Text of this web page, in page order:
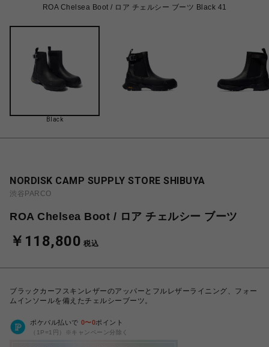
ROA Chelsea Boot / ロア チェルシー ブーツ Black 41
Black
NORDISK CAMP SUPPLY STORE SHIBUYA
渋谷PARCO
ROA Chelsea Boot / ロア チェルシー ブーツ
￥118,800 税込
ブラックカーフスキンレザーのアッパーとフルレザーライニング、フォー
ムインソールを備えたチェルシーブーツ。
ポケパル払いで 0〜0ポイント
（1P=1円）※キャンペーン分除く